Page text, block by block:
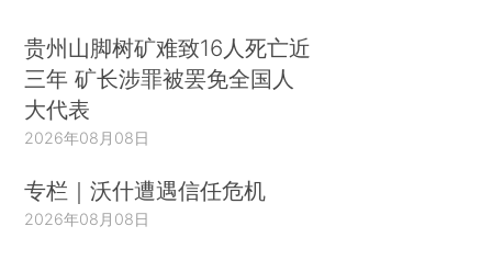
贵州山脚树矿难致16人死亡近
三年 矿长涉罪被罢免全国人
大代表
2026年08月08日
专栏｜沃什遭遇信任危机
2026年08月08日